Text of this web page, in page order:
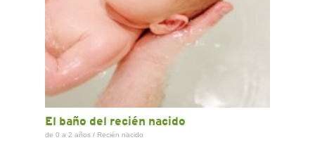
El baño del recién nacido
de 0 a 2 años / Recién nacido